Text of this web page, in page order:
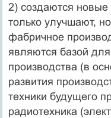
2) создаются
только улучшают,
фабричное
являются базой
производства (в
развития
техники будущего
радиотехника